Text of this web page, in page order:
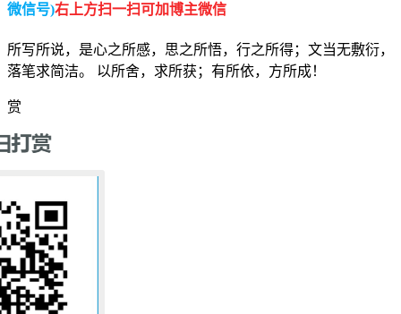
微信号)右上方扫一扫可加博主微信
所写所说，是心之所感，思之所悟，行之所得；文当无敷衍，
落笔求简洁。 以所舍，求所获；有所依，方所成！
赏